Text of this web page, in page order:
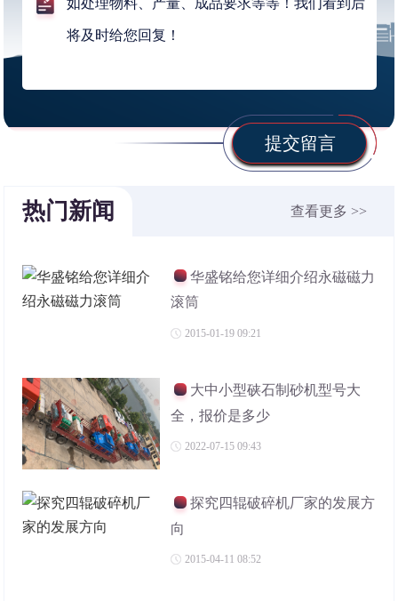
提交留言
热门新闻 查看更多 >>
华盛铭给您详细介绍永磁磁力
滚筒
2015-01-19 09:21
大中小型硖石制砂机型号大
全，报价是多少
2022-07-15 09:43
探究四辊破碎机厂家的发展方
向
2015-04-11 08:52